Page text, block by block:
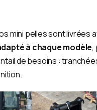
mini pelles sont livrées
à chaque modèle,
de besoins :